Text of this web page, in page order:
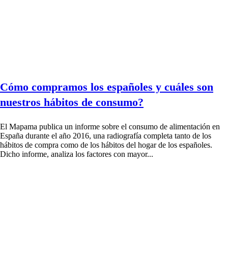
Cómo compramos los españoles y cuáles son
nuestros hábitos de consumo?
El Mapama publica un informe sobre el consumo de alimentación en
España durante el año 2016, una radiografía completa tanto de los
hábitos de compra como de los hábitos del hogar de los españoles.
Dicho informe, analiza los factores con mayor...